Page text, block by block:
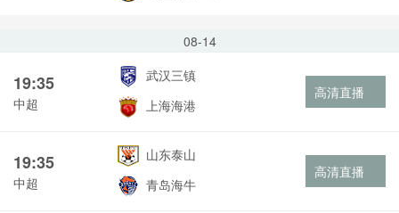
08-14
19:35
中超
武汉三镇
上海海港
高清直播
19:35
中超
山东泰山
青岛海牛
高清直播